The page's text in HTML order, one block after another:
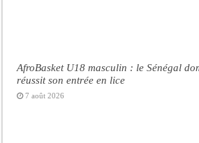
AfroBasket U18 masculin : le Sénégal
réussit son entrée en lice
7 août 2026